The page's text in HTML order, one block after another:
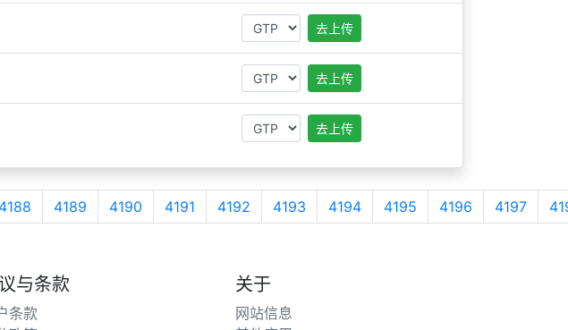
去上传
去上传
去上传
4188 4189 4190 4191 4192 4193 4194 4195 4196 4197
与条款
条款
关于
网站信息